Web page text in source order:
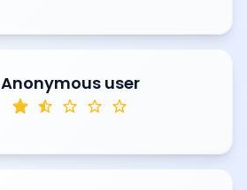
Anonymous user
star star_half star star star